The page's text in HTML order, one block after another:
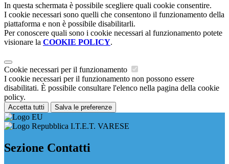
In questa schermata è possibile scegliere quali cookie consentire.
I cookie necessari sono quelli che consentono il funzionamento della
piattaforma e non è possibile disabilitarli.
Per conoscere quali sono i cookie necessari al funzionamento potete
visionare la COOKIE POLICY.
Cookie necessari per il funzionamento
I cookie necessari per il funzionamento non possono essere
disabilitati. È possibile consultare l'elenco nella pagina della cookie
policy.
Accetta tutti Salva le preferenze
I.T.E.T. VARESE
Sezione Contatti